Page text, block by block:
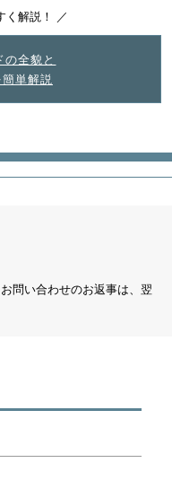
く解説！ ／
全貌と
単解説
問い合わせのお返事は、翌